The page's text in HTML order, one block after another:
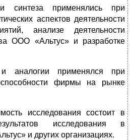
синтеза применялись при
аспектов деятельности
анализе деятельности
ООО «Альтус» и разработке
аналогии применялся при
фирмы на рынке
исследования состоит в
исследования в
и других организациях.